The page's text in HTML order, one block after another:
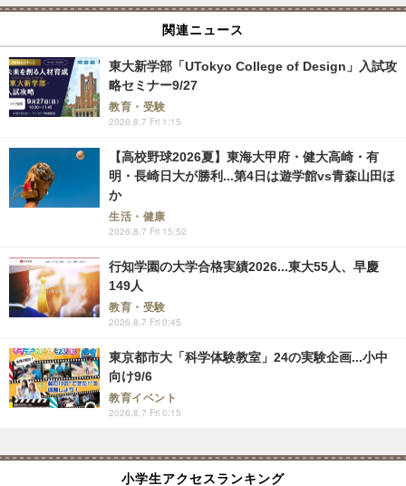
関連ニュース
東大新学部「UTokyo College of Design」入試攻
略セミナー9/27
教育・受験
2026.8.7 Fri 1:15
【高校野球2026夏】東海大甲府・健大高崎・有
明・長崎日大が勝利...第4日は遊学館vs青森山田ほ
か
生活・健康
2026.8.7 Fri 15:52
行知学園の大学合格実績2026...東大55人、早慶
149人
教育・受験
2026.8.7 Fri 0:45
東京都市大「科学体験教室」24の実験企画...小中
向け9/6
教育イベント
2026.8.7 Fri 0:15
小学生アクセスランキング